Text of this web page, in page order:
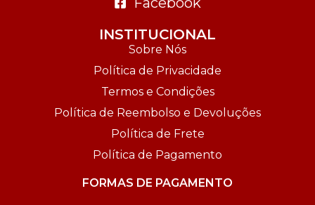
INSTITUCIONAL
Sobre Nós
Política de Privacidade
Termos e Condições
Política de Reembolso e Devoluções
Política de Frete
Política de Pagamento
FORMAS DE PAGAMENTO